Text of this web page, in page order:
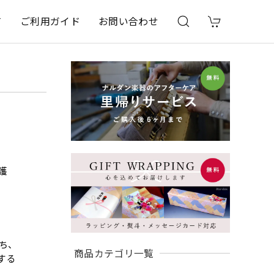
ご利用ガイド お問い合わせ
商品カテゴリ一覧
、
る